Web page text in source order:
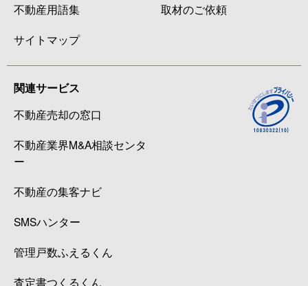
不動産用語集
サイトマップ
取材のご依頼
関連サービス
不動産売却の窓口
不動産業界M&A相談センタ
ー
不動産の集客ナビ
SMSハンター
管理戸数ふえるくん
査定書つくるくん